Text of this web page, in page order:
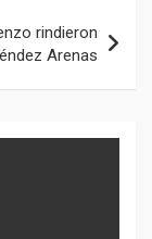
rindieron
Arenas